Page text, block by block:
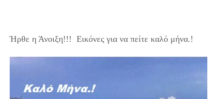
Ήρθε η Άνοιξη!!! Εικόνες για να πείτε καλό μήνα.!